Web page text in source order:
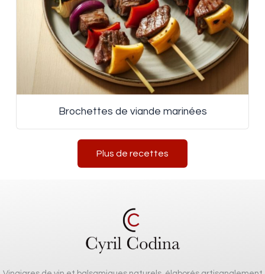
Brochettes de viande marinées
Plus de recettes